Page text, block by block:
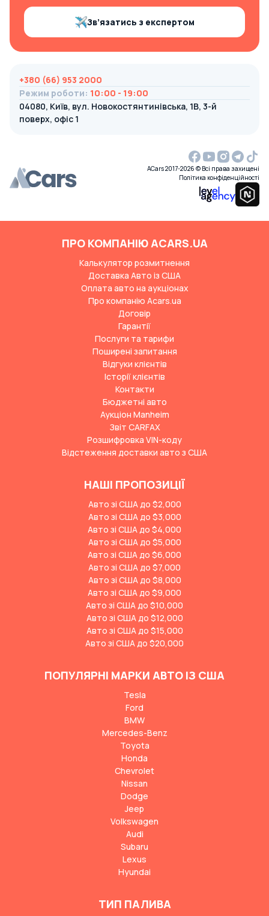
Зв’язатись з експертом
+380 (66) 953 2000
Режим роботи: 10:00 - 19:00
04080, Київ, вул. Новокостянтинівська, 1В, 3-й
поверх, офіс 1
ACars 2017-2026 © Всі права захищені
Політика конфіденційності
ПРО КОМПАНІЮ ACARS.UA
Калькулятор розмитнення
Доставка Авто із США
Оплата авто на аукціонах
Про компанію Acars.ua
Договір
Гарантії
Послуги та тарифи
Поширені запитання
Відгуки клієнтів
Історії клієнтів
Контакти
Бюджетні авто
Аукціон Manheim
Звіт CARFAX
Розшифровка VIN-коду
Відстеження доставки авто з США
НАШІ ПРОПОЗИЦІЇ
Авто зі США до $2,000
Авто зі США до $3,000
Авто зі США до $4,000
Авто зі США до $5,000
Авто зі США до $6,000
Авто зі США до $7,000
Авто зі США до $8,000
Авто зі США до $9,000
Авто зі США до $10,000
Авто зі США до $12,000
Авто зі США до $15,000
Авто зі США до $20,000
ПОПУЛЯРНІ МАРКИ АВТО ІЗ США
Tesla
Ford
BMW
Mercedes-Benz
Toyota
Honda
Chevrolet
Nissan
Dodge
Jeep
Volkswagen
Audi
Subaru
Lexus
Hyundai
ТИП ПАЛИВА